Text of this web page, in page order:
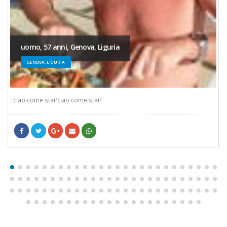
uomo, 57 anni, Genova, Liguria
GENOVA, LIGURIA
ciao come stai?ciao come stai?
FacebookcinguettioGoogle +
/crea-un-account